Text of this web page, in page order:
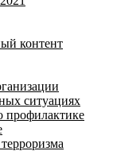
контент
ситуациях
профилактике